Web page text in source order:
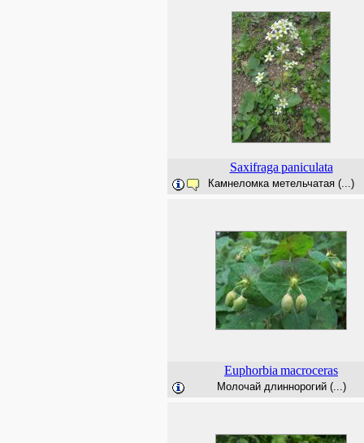
Saxifraga paniculata
Камнеломка метельчатая (...)
Euphorbia macroceras
Молочай длиннорогий (...)